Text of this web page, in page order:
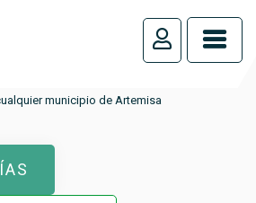
_
municipio de Artemisa